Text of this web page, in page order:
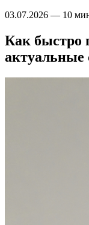
03.07.2026 — 10
Как быстро
актуальные